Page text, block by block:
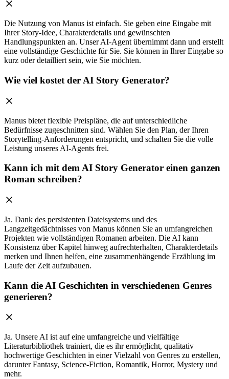
Die Nutzung von Manus ist einfach. Sie geben eine Eingabe mit
Ihrer Story-Idee, Charakterdetails und gewünschten
Handlungspunkten an. Unser AI-Agent übernimmt dann und erstellt
eine vollständige Geschichte für Sie. Sie können in Ihrer Eingabe so
kurz oder detailliert sein, wie Sie möchten.
Wie viel kostet der AI Story Generator?
Manus bietet flexible Preispläne, die auf unterschiedliche
Bedürfnisse zugeschnitten sind. Wählen Sie den Plan, der Ihren
Storytelling-Anforderungen entspricht, und schalten Sie die volle
Leistung unseres AI-Agents frei.
Kann ich mit dem AI Story Generator einen ganzen
Roman schreiben?
Ja. Dank des persistenten Dateisystems und des
Langzeitgedächtnisses von Manus können Sie an umfangreichen
Projekten wie vollständigen Romanen arbeiten. Die AI kann
Konsistenz über Kapitel hinweg aufrechterhalten, Charakterdetails
merken und Ihnen helfen, eine zusammenhängende Erzählung im
Laufe der Zeit aufzubauen.
Kann die AI Geschichten in verschiedenen Genres
generieren?
Ja. Unsere AI ist auf eine umfangreiche und vielfältige
Literaturbibliothek trainiert, die es ihr ermöglicht, qualitativ
hochwertige Geschichten in einer Vielzahl von Genres zu erstellen,
darunter Fantasy, Science-Fiction, Romantik, Horror, Mystery und
mehr.